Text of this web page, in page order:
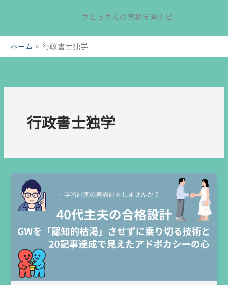
さとっさんの資格学習ナビ
ホーム 行政書士独学
行政書士独学